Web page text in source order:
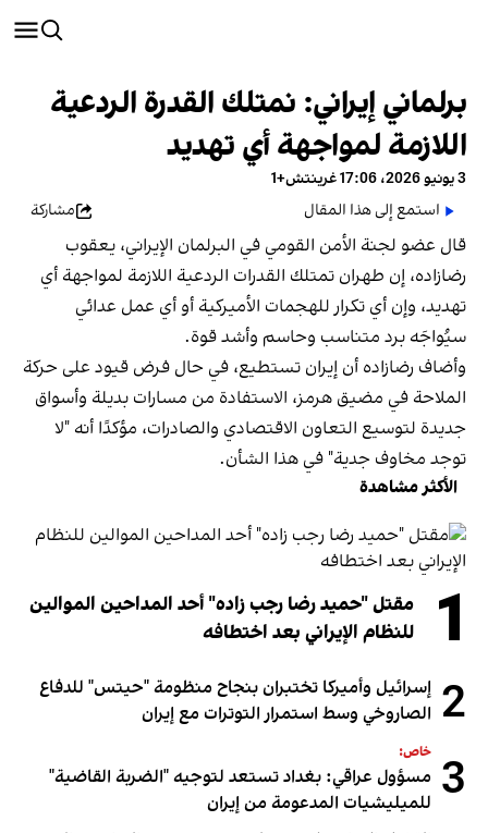
برلماني إيراني: نمتلك القدرة الردعية
اللازمة لمواجهة أي تهديد
3 يونيو 2026، 17:06 غرينتش+1
استمع إلى هذا المقال
مشاركة
قال عضو لجنة الأمن القومي في البرلمان الإيراني، يعقوب
رضازاده، إن طهران تمتلك القدرات الردعية اللازمة لمواجهة أي
تهديد، وإن أي تكرار للهجمات الأميركية أو أي عمل عدائي
سيُواجَه برد متناسب وحاسم وأشد قوة.
وأضاف رضازاده أن إيران تستطيع، في حال فرض قيود على حركة
الملاحة في مضيق هرمز، الاستفادة من مسارات بديلة وأسواق
جديدة لتوسيع التعاون الاقتصادي والصادرات، مؤكدًا أنه "لا
توجد مخاوف جدية" في هذا الشأن.
الأكثر مشاهدة
1
مقتل "حميد رضا رجب زاده" أحد المداحين الموالين
للنظام الإيراني بعد اختطافه
2 إسرائيل وأميركا تختبران بنجاح منظومة "حيتس" للدفاع
الصاروخي وسط استمرار التوترات مع إيران
3 خاص:
مسؤول عراقي: بغداد تستعد لتوجيه "الضربة القاضية"
للميليشيات المدعومة من إيران